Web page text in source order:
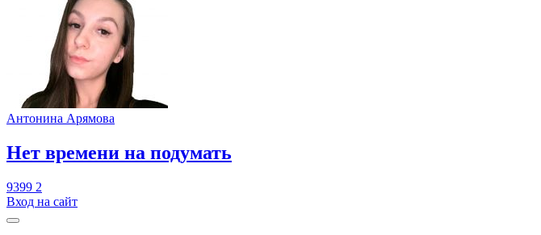
Антонина Арямова
​Нет времени на подумать
9399 2
Вход на сайт